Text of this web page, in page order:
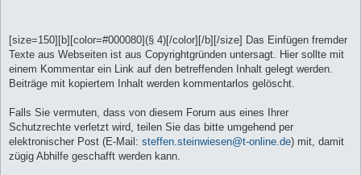
[size=150][b][color=#000080](§ 4)[/color][/b][/size] Das Einfügen fremder
Texte aus Webseiten ist aus Copyrightgründen untersagt. Hier sollte mit
einem Kommentar ein Link auf den betreffenden Inhalt gelegt werden.
Beiträge mit kopiertem Inhalt werden kommentarlos gelöscht.
Falls Sie vermuten, dass von diesem Forum aus eines Ihrer
Schutzrechte verletzt wird, teilen Sie das bitte umgehend per
elektronischer Post (E-Mail: steffen.steinwiesen@t-online.de) mit, damit
zügig Abhilfe geschafft werden kann.